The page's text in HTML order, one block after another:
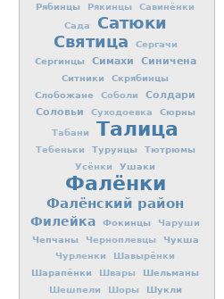
Рябинцы
Рякинцы
Савинёнки
Сада
Сатюки
Святица
Сергачи
Сергинцы Симахи Синичена
Ситники
Скрябинцы
Слобожане
Соболи
Солдари
Соловьи
Суходоевка Сюрны
Табани Талица
Тебеньки Турунцы Тютрюмы
Усёнки Ушаки
Фалёнки
Фалёнский район
Филейка Фокинцы Чаруши
Чепчаны Черноплевцы Чукша
Чурленки Шавырёнки
Шарапёнки Швары Шельманы
Шешпели Шоры Шукли